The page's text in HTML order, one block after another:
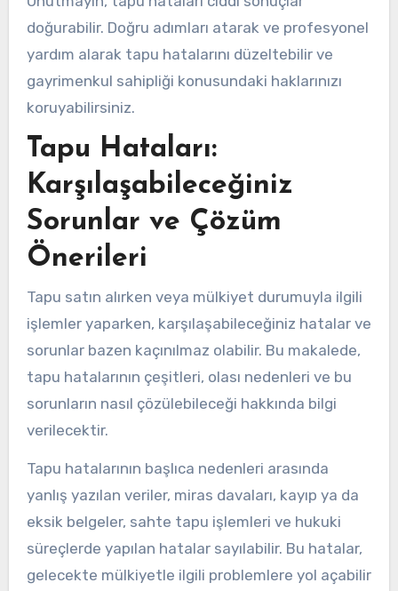
doğurabilir. Doğru adımları atarak ve profesyonel
yardım alarak tapu hatalarını düzeltebilir ve
gayrimenkul sahipliği konusundaki haklarınızı
koruyabilirsiniz.
Tapu Hataları:
Karşılaşabileceğiniz
Sorunlar ve Çözüm
Önerileri
Tapu satın alırken veya mülkiyet durumuyla ilgili
işlemler yaparken, karşılaşabileceğiniz hatalar ve
sorunlar bazen kaçınılmaz olabilir. Bu makalede,
tapu hatalarının çeşitleri, olası nedenleri ve bu
sorunların nasıl çözülebileceği hakkında bilgi
verilecektir.
Tapu hatalarının başlıca nedenleri arasında
yanlış yazılan veriler, miras davaları, kayıp ya da
eksik belgeler, sahte tapu işlemleri ve hukuki
süreçlerde yapılan hatalar sayılabilir. Bu hatalar,
gelecekte mülkiyetle ilgili problemlere yol açabilir